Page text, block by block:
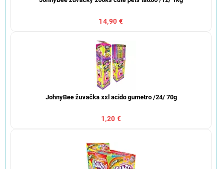
14,90 €
JohnyBee žuvačka xxl acido gumetro /24/ 70g
1,20 €